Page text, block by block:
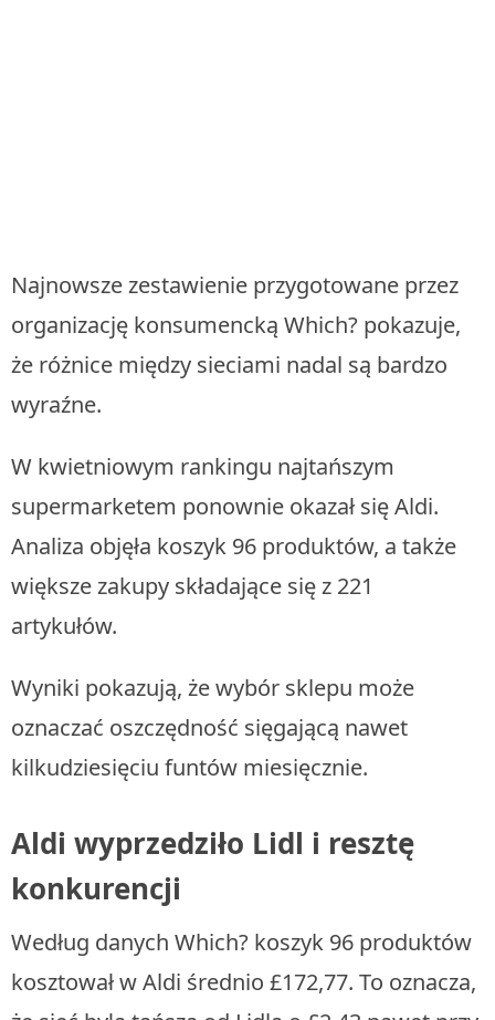
Najnowsze zestawienie przygotowane przez
organizację konsumencką Which? pokazuje,
że różnice między sieciami nadal są bardzo
wyraźne.
W kwietniowym rankingu najtańszym
supermarketem ponownie okazał się Aldi.
Analiza objęła koszyk 96 produktów, a także
większe zakupy składające się z 221
artykułów.
Wyniki pokazują, że wybór sklepu może
oznaczać oszczędność sięgającą nawet
kilkudziesięciu funtów miesięcznie.
Aldi wyprzedziło Lidl i resztę
konkurencji
Według danych Which? koszyk 96 produktów
kosztował w Aldi średnio £172,77. To oznacza,